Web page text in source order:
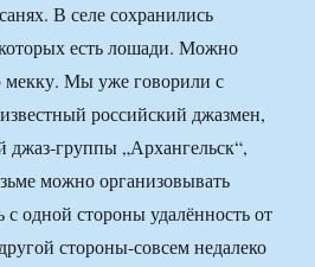
В селе сохранились
есть лошади. Можно
мекку. Мы уже говорили с
российский джазмен,
джаз-группы „Архангельск“,
можно организовывать
с одной стороны удалённость от
стороны-совсем недалеко